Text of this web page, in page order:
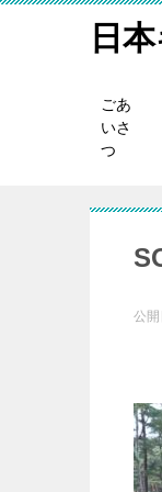
日
ごあ
いさ
つ
公開